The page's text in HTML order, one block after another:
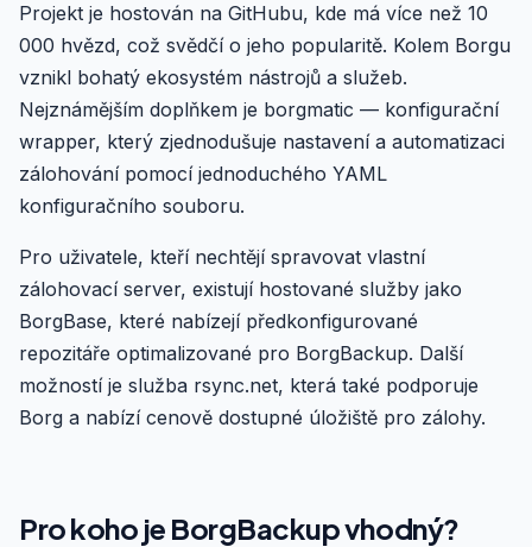
Projekt je hostován na GitHubu, kde má více než 10
000 hvězd, což svědčí o jeho popularitě. Kolem Borgu
vznikl bohatý ekosystém nástrojů a služeb.
Nejznámějším doplňkem je borgmatic — konfigurační
wrapper, který zjednodušuje nastavení a automatizaci
zálohování pomocí jednoduchého YAML
konfiguračního souboru.
Pro uživatele, kteří nechtějí spravovat vlastní
zálohovací server, existují hostované služby jako
BorgBase, které nabízejí předkonfigurované
repozitáře optimalizované pro BorgBackup. Další
možností je služba rsync.net, která také podporuje
Borg a nabízí cenově dostupné úložiště pro zálohy.
Pro koho je BorgBackup vhodný?